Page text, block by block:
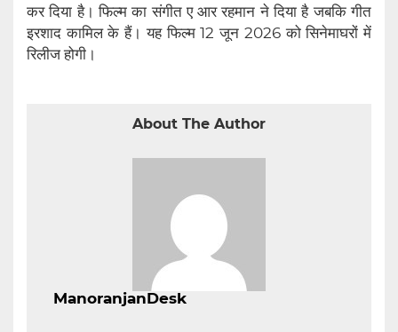
कर दिया है। फिल्म का संगीत ए आर रहमान ने दिया है जबकि गीत
इरशाद कामिल के हैं। यह फिल्म 12 जून 2026 को सिनेमाघरों में
रिलीज होगी।
About The Author
ManoranjanDesk